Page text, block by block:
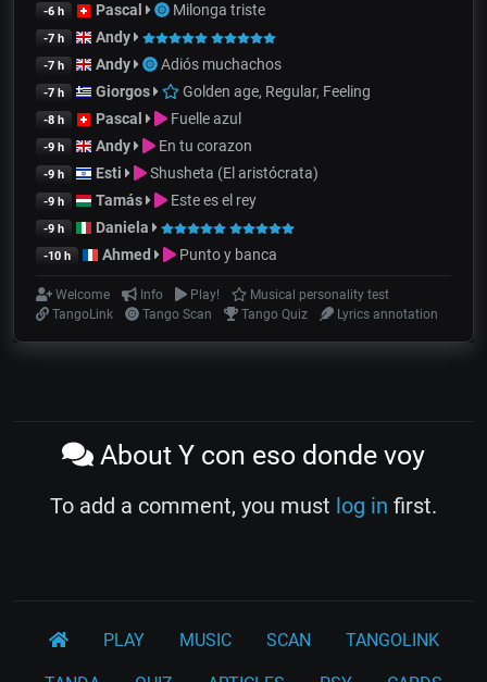
-6 h Pascal Milonga triste
-7 h Andy
-7 h Andy Adiós muchachos
-7 h Giorgos Golden age, Regular, Feeling
-8 h Pascal Fuelle azul
-9 h Andy En tu corazon
-9 h Esti Shusheta (El aristócrata)
-9 h Tamás Este es el rey
-9 h Daniela
-10 h Ahmed Punto y banca
Welcome Info Play!
Musical personality test
TangoLink
Tango Scan Tango Quiz Lyrics annotation
About Y con eso donde voy
To add a comment, you must log in first.
PLAY MUSIC SCAN TANGOLINK